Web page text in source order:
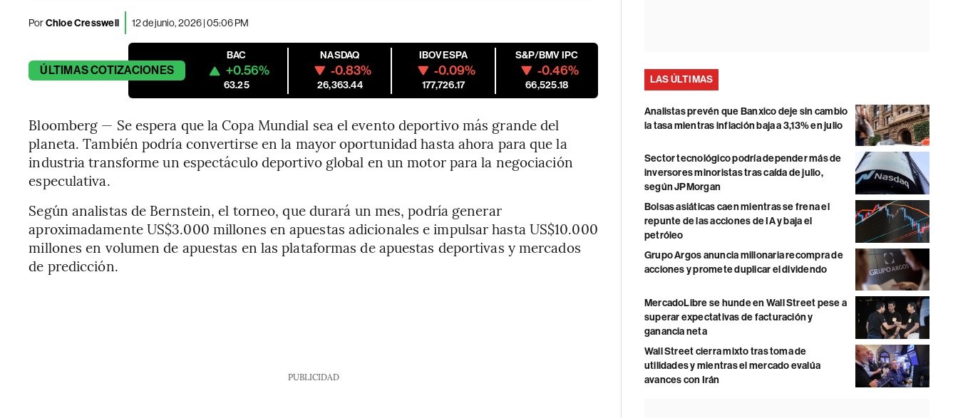
PorChloe Cresswell 12 de junio, 2026 | 05:06 PM
ÚLTIMASCOTIZACIONES
BAC
+0.56%
63.25
NASDAQ
-0.83%
26,363.44
IBOVESPA
-0.09%
177,726.17
S&P/BMV IPC
-0.46%
66,525.18
Bloomberg — Se espera que la Copa Mundial sea el evento deportivo más grande del
planeta. También podría convertirse en la mayor oportunidad hasta ahora para que la
industria transforme un espectáculo deportivo global en un motor para la negociación
especulativa.
Según analistas de Bernstein, el torneo, que durará un mes, podría generar
aproximadamente US$3.000 millones en apuestas adicionales e impulsar hasta US$10.000
millones en volumen de apuestas en las plataformas de apuestas deportivas y mercados
de predicción.
PUBLICIDAD
LAS ÚLTIMAS
Analistas prevén que Banxico deje sin cambio
la tasa mientras inflación baja a 3,13% en julio
Sector tecnológico podría depender más de
inversores minoristas tras caída de julio,
según JPMorgan
Bolsas asiáticas caen mientras se frena el
repunte de las acciones de IA y baja el
petróleo
Grupo Argos anuncia millonaria recompra de
acciones y promete duplicar el dividendo
MercadoLibre se hunde en Wall Street pese a
superar expectativas de facturación y
ganancia neta
Wall Street cierra mixto tras toma de
utilidades y mientras el mercado evalúa
avances con Irán